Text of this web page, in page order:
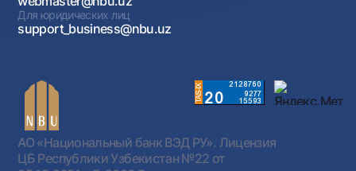
Для юридических лиц
support_business@nbu.uz
АО «Национальный банк ВЭД РУ». Лицензия
ЦБ Республики Узбекистан №22 от